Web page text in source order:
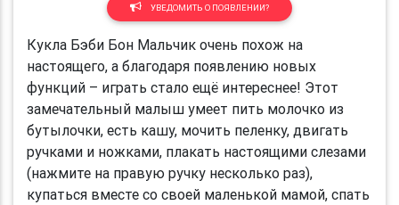
УВЕДОМИТЬ О ПОЯВЛЕНИИ?
Кукла Бэби Бон Мальчик очень похож на
настоящего, а благодаря появлению новых
функций – играть стало ещё интереснее! Этот
замечательный малыш умеет пить молочко из
бутылочки, есть кашу, мочить пеленку, двигать
ручками и ножками, плакать настоящими слезами
(нажмите на правую ручку несколько раз),
купаться вместе со своей маленькой мамой, спать